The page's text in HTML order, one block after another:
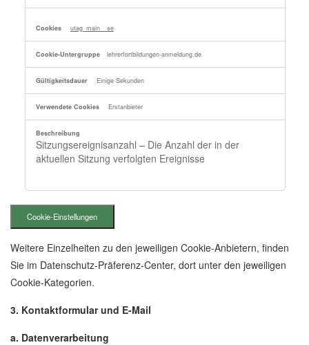
utag_main__se
lehrerfortbildungen-anmeldung.de
Einige Sekunden
Erstanbieter
Sitzungsereignisanzahl – Die Anzahl der in der
aktuellen Sitzung verfolgten Ereignisse
Cookie-Einstellungen
Weitere Einzelheiten zu den jeweiligen Cookie-Anbietern, finden
Sie im Datenschutz-Präferenz-Center, dort unter den jeweiligen
Cookie-Kategorien.
3. Kontaktformular und E-Mail
a. Datenverarbeitung